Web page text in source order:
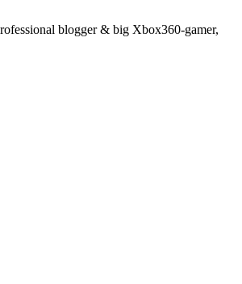
blogger & big Xbox360-gamer,